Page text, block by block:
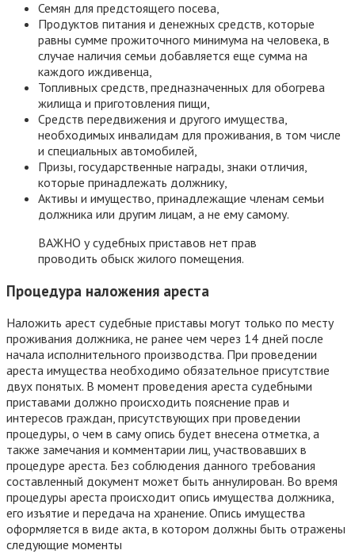
Семян для предстоящего посева,
Продуктов питания и денежных средств, которые
равны сумме прожиточного минимума на человека, в
случае наличия семьи добавляется еще сумма на
каждого иждивенца,
Топливных средств, предназначенных для обогрева
жилища и приготовления пищи,
Средств передвижения и другого имущества,
необходимых инвалидам для проживания, в том числе
и специальных автомобилей,
Призы, государственные награды, знаки отличия,
которые принадлежать должнику,
Активы и имущество, принадлежащие членам семьи
должника или другим лицам, а не ему самому.
ВАЖНО у судебных приставов нет прав
проводить обыск жилого помещения.
Процедура наложения ареста
Наложить арест судебные приставы могут только по месту
проживания должника, не ранее чем через 14 дней после
начала исполнительного производства. При проведении
ареста имущества необходимо обязательное присутствие
двух понятых. В момент проведения ареста судебными
приставами должно происходить пояснение прав и
интересов граждан, присутствующих при проведении
процедуры, о чем в саму опись будет внесена отметка, а
также замечания и комментарии лиц, участвовавших в
процедуре ареста. Без соблюдения данного требования
составленный документ может быть аннулирован. Во время
процедуры ареста происходит опись имущества должника,
его изъятие и передача на хранение. Опись имущества
оформляется в виде акта, в котором должны быть отражены
следующие моменты